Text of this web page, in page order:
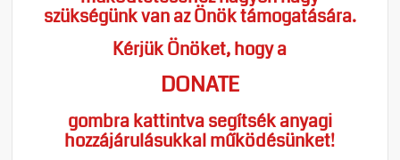
szükségünk van az Önök támogatására.
Kérjük Önöket, hogy a
DONATE
gombra kattintva segítsék anyagi
hozzájárulásukkal működésünket!